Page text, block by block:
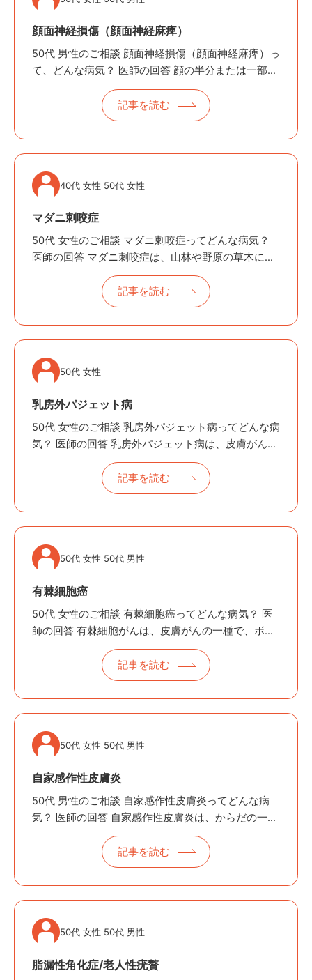
顔面神経損傷（顔面神経麻痺）
50代 男性のご相談 顔面神経損傷（顔面神経麻痺）っ
て、どんな病気？ 医師の回答 顔の半分または一部が
動かしにくくなる病気です。 〜「顔の動きがおかし
い」と感じたら、早めの対応がカギです〜顔面神経
損傷（顔面神経麻痺）は、…
記事を読む
40代 女性 50代 女性
マダニ刺咬症
50代 女性のご相談 マダニ刺咬症ってどんな病気？
医師の回答 マダニ刺咬症は、山林や野原の草木に生
息するマダニが皮膚に吸着して吸血することで生じ
る病気です。 〜山や草むらにひそむ、危険な小さな
吸血生物にご注意を〜 マダ…
記事を読む
50代 女性
乳房外パジェット病
50代 女性のご相談 乳房外パジェット病ってどんな病
気？ 医師の回答 乳房外パジェット病は、皮膚がんの
一種で、外陰部、肛門周囲、わきの下、へそ周りな
どアポクリン腺のあるところに発症する病気です。
〜かゆみや赤みが続く皮膚…
記事を読む
50代 女性 50代 男性
有棘細胞癌
50代 女性のご相談 有棘細胞癌ってどんな病気？ 医
師の回答 有棘細胞がんは、皮膚がんの一種で、ボー
エン病（ぼーえんびょう）や日光角化症（にっこう
かくかしょう）から発症することが多いといわれて
います。 〜皮膚にできるがん…
記事を読む
50代 女性 50代 男性
自家感作性皮膚炎
50代 男性のご相談 自家感作性皮膚炎ってどんな病
気？ 医師の回答 自家感作性皮膚炎は、からだの一部
分の皮膚炎などが悪化した後に全身に複数の小さな
発疹ができる病気です。 〜「別の場所までかゆくな
ってきた…」それ、“自家感…
記事を読む
50代 女性 50代 男性
脂漏性角化症/老人性疣贅